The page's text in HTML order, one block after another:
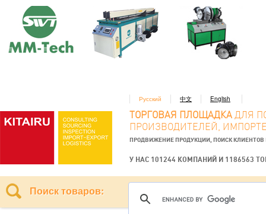
Русский 中文 English
ТОРГОВАЯ ПЛОЩАДКА ДЛЯ
ПРОИЗВОДИТЕЛЕЙ,
ПРОДВИЖЕНИЕ ПРОДУКЦИИ, ПОИСК КЛИЕНТОВ
У НАС 101244 КОМПАНИЙ И 1186563
Поиск товаров: